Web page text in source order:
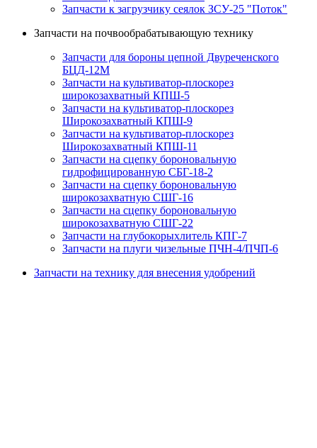
Запчасти к загрузчику сеялок ЗСУ-25 "Поток"
Запчасти на почвообрабатывающую технику
Запчасти для бороны цепной Двуреченского
БЦД-12М
Запчасти на культиватор-плоскорез
широкозахватный КПШ-5
Запчасти на культиватор-плоскорез
Широкозахватный КПШ-9
Запчасти на культиватор-плоскорез
Широкозахватный КПШ-11
Запчасти на сцепку бороновальную
гидрофицированную СБГ-18-2
Запчасти на сцепку бороновальную
широкозахватную СШГ-16
Запчасти на сцепку бороновальную
широкозахватную СШГ-22
Запчасти на глубокорыхлитель КПГ-7
Запчасти на плуги чизельные ПЧН-4/ПЧП-6
Запчасти на технику для внесения удобрений